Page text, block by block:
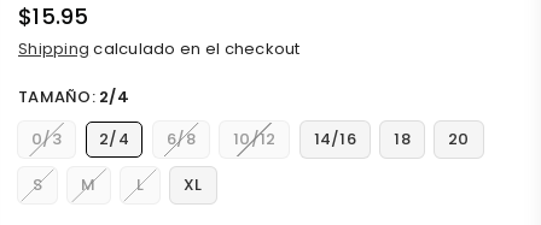
Precio
habitual
$15.95
Shipping calculado en el checkout
TAMAÑO: 2/4
0/3
2/4 6/8 10/12 14/16 18
20
S
M L XL